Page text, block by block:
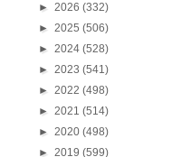
► 2026 (332)
► 2025 (506)
► 2024 (528)
► 2023 (541)
► 2022 (498)
► 2021 (514)
► 2020 (498)
► 2019 (599)